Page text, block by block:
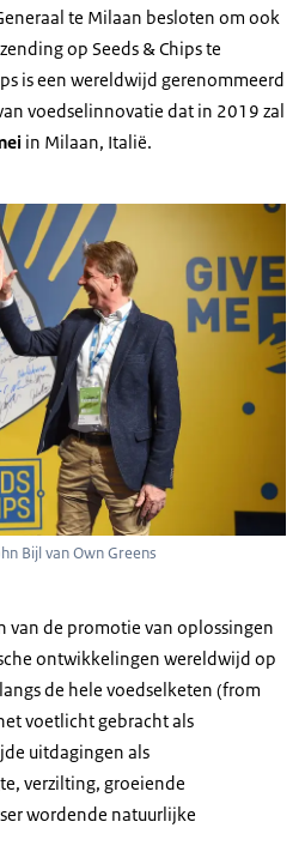
te Milaan besloten om ook
op Seeds & Chips te
is een wereldwijd gerenommeerd
voedselinnovatie dat in 2019 zal
in Milaan, Italië.
Bijl van Own Greens
van de promotie van oplossingen
ontwikkelingen wereldwijd op
de hele voedselketen (from
voetlicht gebracht als
uitdagingen als
verzilting, groeiende
wordende natuurlijke